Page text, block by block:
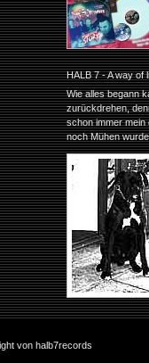
HALB 7 - A way
Wie alles begann
zurückdrehen,
schon immer mein
noch Mühen
von halb7records